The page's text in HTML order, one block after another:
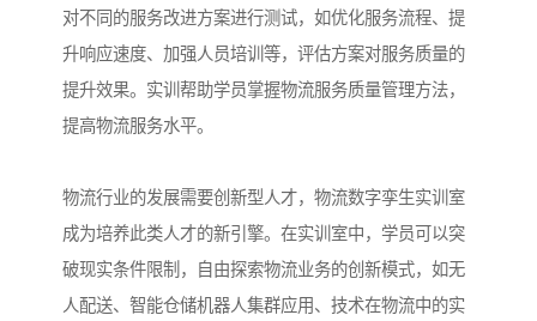
对不同的服务改进方案进行测试，如优化服务流程、提
升响应速度、加强人员培训等，评估方案对服务质量的
提升效果。实训帮助学员掌握物流服务质量管理方法，
提高物流服务水平。​
物流行业的发展需要创新型人才，物流数字孪生实训室
成为培养此类人才的新引擎。在实训室中，学员可以突
破现实条件限制，自由探索物流业务的创新模式，如无
人配送、智能仓储机器人集群应用、技术在物流中的实